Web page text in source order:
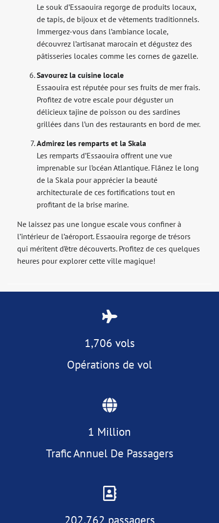
Le souk d’Essaouira regorge de produits locaux,
de tapis, de bijoux et de vêtements traditionnels.
Immergez-vous dans l’ambiance locale,
découvrez l’artisanat marocain et dégustez des
pâtisseries locales comme les cornes de gazelle.
Savourez la cuisine locale
Essaouira est réputée pour ses fruits de mer frais.
Profitez de votre escale pour déguster un
délicieux tajine de poisson ou des sardines
grillées dans l’un des restaurants en bord de mer.
Admirez les remparts et la Skala
Les remparts d’Essaouira offrent une vue
imprenable sur l’océan Atlantique. Flânez le long
de la Skala pour apprécier la beauté
architecturale de ces fortifications tout en
profitant de la brise marine.
Ne laissez pas une longue escale vous confiner à
l’intérieur de l’aéroport. Essaouira regorge de trésors
qui méritent d’être découverts. Profitez de ces quelques
heures pour explorer cette ville magique!
1,706 vols
Opérations de vol
1 Million
Trafic Annuel De Passagers
202,762 passagers